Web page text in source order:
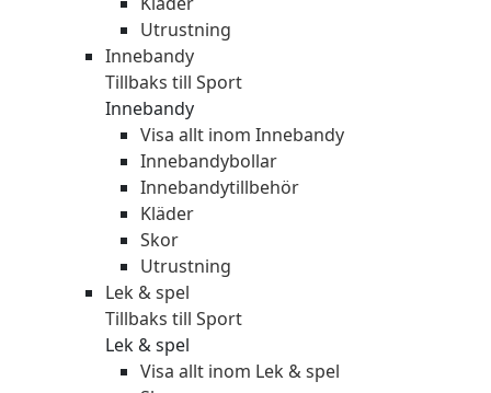
Utrustning
Innebandy
Tillbaks till Sport
Innebandy
Visa allt inom Innebandy
Innebandybollar
Innebandytillbehör
Kläder
Skor
Utrustning
Lek & spel
Tillbaks till Sport
Lek & spel
Visa allt inom Lek & spel